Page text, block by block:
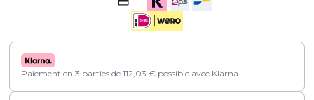
Paiement en 3 parties de 112,03 € possible avec Klarna.